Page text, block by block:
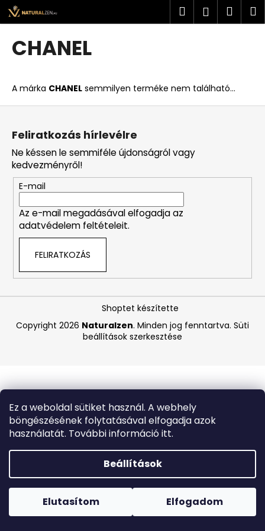
Ez a weboldal sütiket használ. A webhely
böngészésének folytatásával elfogadja azok
használatát. További információ itt.
Beállítások
Elutasítom Elfogadom
Ugrás
fő
tartalomhoz
Forró napokon nem javasoljuk a csomagautomatákba
történő kézbesítést. A magas hőmérsékletre érzékeny
termékek átvételkor nem biztos, hogy optimális állapotban
Keresés
CHANEL
A márka CHANEL semmilyen terméke nem található...
K
o
i
t
k
e
r
e
s
?
A
á
u
k
ASHWAGANDHA
BIO
-
4
L
Feliratkozás hírlevélre
Ne késsen le semmiféle újdonságról vagy
kedvezményről!
E-mail
Az e-mail megadásával elfogadja az
adatvédelem feltételeit.
FELIRATKOZÁS
Shoptet készítette
Copyright 2026 Naturalzen. Minden jog fenntartva. Süti
beállítások szerkesztése